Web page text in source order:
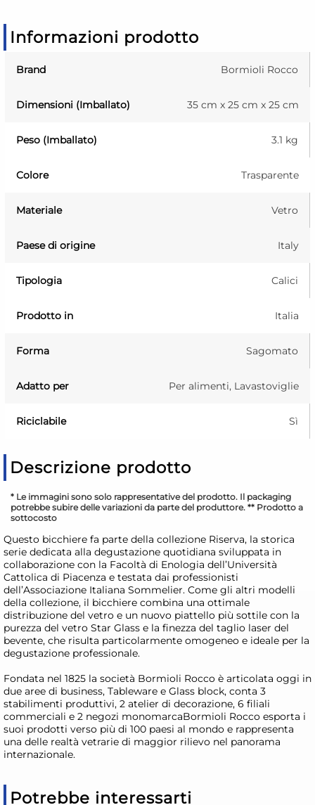
Informazioni prodotto
Brand Bormioli Rocco
Dimensioni (Imballato) 35 cm x 25 cm x 25 cm
Peso (Imballato) 3.1 kg
Colore Trasparente
Materiale Vetro
Paese di origine Italy
Tipologia Calici
Prodotto in Italia
Forma Sagomato
Adatto per Per alimenti, Lavastoviglie
Riciclabile Sì
Descrizione prodotto
* Le immagini sono solo rappresentative del prodotto. Il packaging
potrebbe subire delle variazioni da parte del produttore. ** Prodotto a
sottocosto
Questo bicchiere fa parte della collezione Riserva, la storica
serie dedicata alla degustazione quotidiana sviluppata in
collaborazione con la Facoltà di Enologia dell’Università
Cattolica di Piacenza e testata dai professionisti
dell’Associazione Italiana Sommelier. Come gli altri modelli
della collezione, il bicchiere combina una ottimale
distribuzione del vetro e un nuovo piattello più sottile con la
purezza del vetro Star Glass e la finezza del taglio laser del
bevente, che risulta particolarmente omogeneo e ideale per la
degustazione professionale.
Fondata nel 1825 la società Bormioli Rocco è articolata oggi in
due aree di business, Tableware e Glass block, conta 3
stabilimenti produttivi, 2 atelier di decorazione, 6 filiali
commerciali e 2 negozi monomarcaBormioli Rocco esporta i
suoi prodotti verso più di 100 paesi al mondo e rappresenta
una delle realtà vetrarie di maggior rilievo nel panorama
internazionale.
Potrebbe interessarti